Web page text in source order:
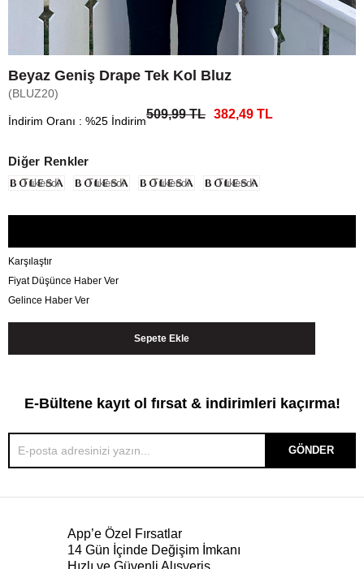
Beyaz Geniş Drape Tek Kol Bluz
(BLUZ20)
İndirim Oranı : %25 İndirim509,99 TL 382,49 TL
Diğer Renkler
Tükendi Tükendi Tükendi Tükendi
Karşılaştır
Fiyat Düşünce Haber Ver
Gelince Haber Ver
E-Bültene kayıt ol fırsat & indirimleri kaçırma!
GÖNDER
App’e Özel Fırsatlar
14 Gün İçinde Değişim İmkanı
Hızlı ve Güvenli Alışveriş